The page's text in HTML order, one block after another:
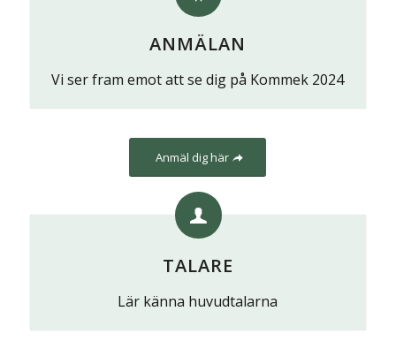
ANMÄLAN
Vi ser fram emot att se dig på Kommek 2024
Anmäl dig här
TALARE
Lär känna huvudtalarna